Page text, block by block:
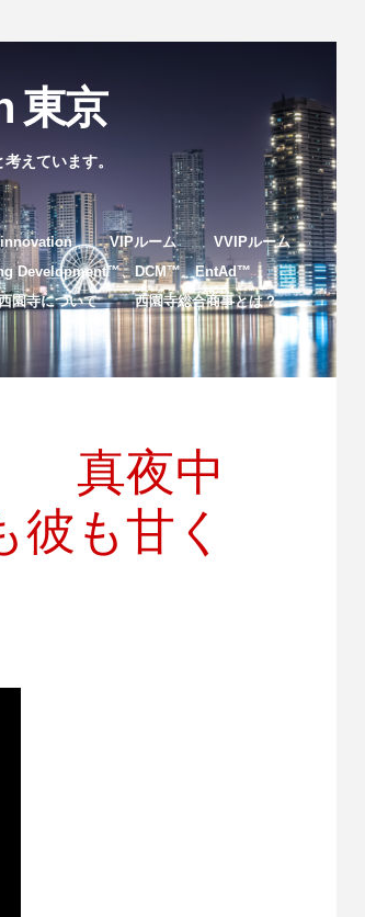
東京
えています。
VIPルーム
VVIPルーム
Development™️、DCM™️、EntAd™️
園寺について
西園寺総合商事とは？
真夜中
も甘く